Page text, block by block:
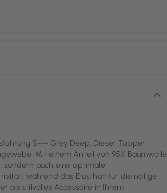
S--- Grey Deep. Dieser Topper
Mit einem Anteil von 95% Baumwolle
sondern auch eine optimale
während das Elasthan für die nötige
als stilvolles Accessoire in Ihrem